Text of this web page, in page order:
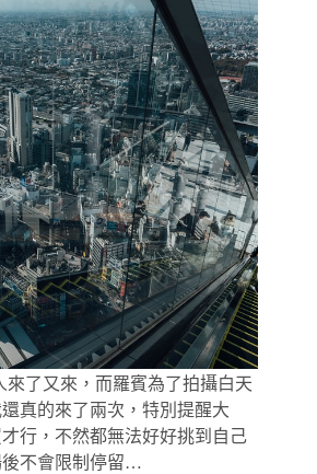
來了又來，而羅賓為了拍攝白天
真的來了兩次，特別提醒大
行，不然都無法好好挑到自己
不會限制停留…